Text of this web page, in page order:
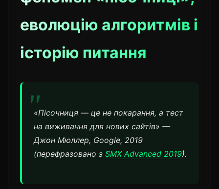
еволюцію алгоритмів і
історію питання
«Пісочниця — це не покарання, а тест
на виживання для нових сайтів» —
Джон Мюллер, Google, 2019
(перефразовано з SMX Advanced 2019).